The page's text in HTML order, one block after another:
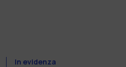
In evidenza